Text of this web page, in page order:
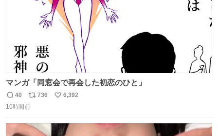
マンガ「同窓会で再会した初恋のひと」
返
信
40
リ
ポ
ト
736
い
6,392
10時間前